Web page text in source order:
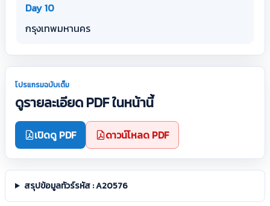
Day 10
กรุงเทพมหานคร
โปรแกรมฉบับเต็ม
ดูรายละเอียด PDF ในหน้านี้
เปิดดู PDF ดาวน์โหลด PDF
สรุปข้อมูลทัวร์รหัส : A20576